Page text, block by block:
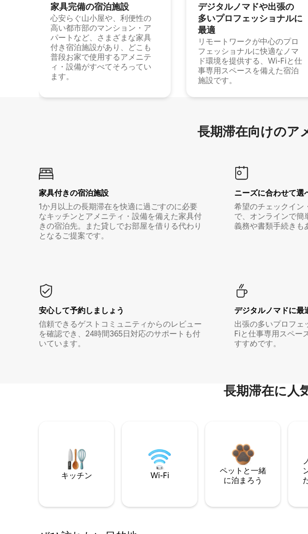
家具完備の宿⁠泊⁠施⁠設
心安らぐ山小屋や、利便性の
高い都市部のマンション・ア
パートなど、さまざまな家具
付き宿泊施設があり、どこも
普段お家で使用するアメニテ
ィ・設備がすべてそろってい
ます。
デジタルノマドや出⁠張⁠の
多⁠いプ⁠ロ⁠フ⁠ェ⁠ッ⁠シ⁠ョ⁠ナ⁠ル⁠に
最⁠適
リモートワークが中心のプロ
フェッショナルに快適なノマ
ド環境を提供する、Wi-Fiと仕
事専用スペースを備えた宿泊
施設です。
長期滞在向け⁠のア⁠
家具付き⁠の宿⁠泊⁠施⁠設
1か月以上の長期滞在を快適に過ごすのに必要
なキッチンとアメニティ・設備を備えた家具付
きの宿泊先。また貸しでお部屋を借りる代わり
となるご提案です。
ニーズに合わせて選
希望のチェックイン
で、オンラインで簡
義務や書類手続きも
安心して予約しましょう
信頼できるゲストコミュニティからのレビュー
を確認でき、24時間365日対応のサポートも付
いています。
デジタルノマド⁠に最⁠
出張の多いプロフ
Fiと仕事専用スペー
すすめです。
長期滞在に人
キッチン Wi-Fi
ペットと一緒
に泊まろう